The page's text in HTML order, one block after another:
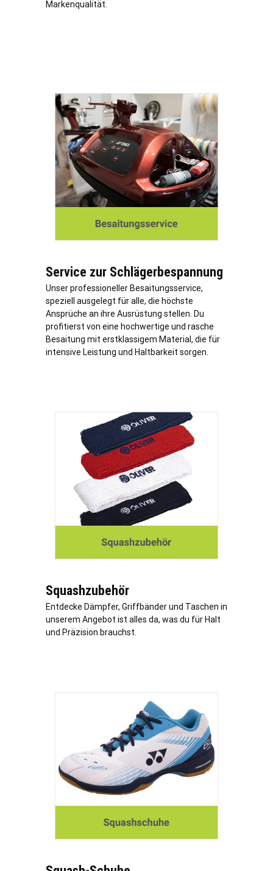
Markenqualität.
Service zur Schlägerbespannung
Unser professioneller Besaitungsservice,
speziell ausgelegt für alle, die höchste
Ansprüche an ihre Ausrüstung stellen. Du
profitierst von eine hochwertige und rasche
Besaitung mit erstklassigem Material, die für
intensive Leistung und Haltbarkeit sorgen.
Squashzubehör
Entdecke Dämpfer, Griffbänder und Taschen in
unserem Angebot ist alles da, was du für Halt
und Präzision brauchst.